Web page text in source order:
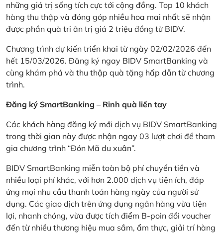
những giá trị sống tích cực tới cộng đồng. Top 10 khách
hàng thu thập và đóng góp nhiều hoa mai nhất sẽ nhận
được phần quà tri ân trị giá 2 triệu đồng từ BIDV.
Chương trình dự kiến triển khai từ ngày 02/02/2026 đến
hết 15/03/2026. Đăng ký ngay BIDV SmartBanking và
cùng khám phá và thu thập quà tặng hấp dẫn từ chương
trình.
Đăng ký SmartBanking – Rinh quà liền tay
Các khách hàng đăng ký mới dịch vụ BIDV SmartBanking
trong thời gian này được nhận ngay 03 lượt chơi để tham
gia chương trình “Đón Mã du xuân”.
BIDV SmartBanking miễn toàn bộ phí chuyển tiền và
nhiều loại phí khác, với hơn 2.000 dịch vụ tiện ích, đáp
ứng mọi nhu cầu thanh toán hàng ngày của người sử
dụng. Các giao dịch trên ứng dụng ngân hàng vừa tiện
lợi, nhanh chóng, vừa được tích điểm B-poin đổi voucher
đến từ nhiều thương hiệu mua sắm, ẩm thực, giải trí hàng